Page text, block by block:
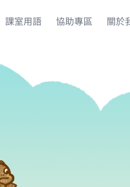
課室用語 協助專區 關於